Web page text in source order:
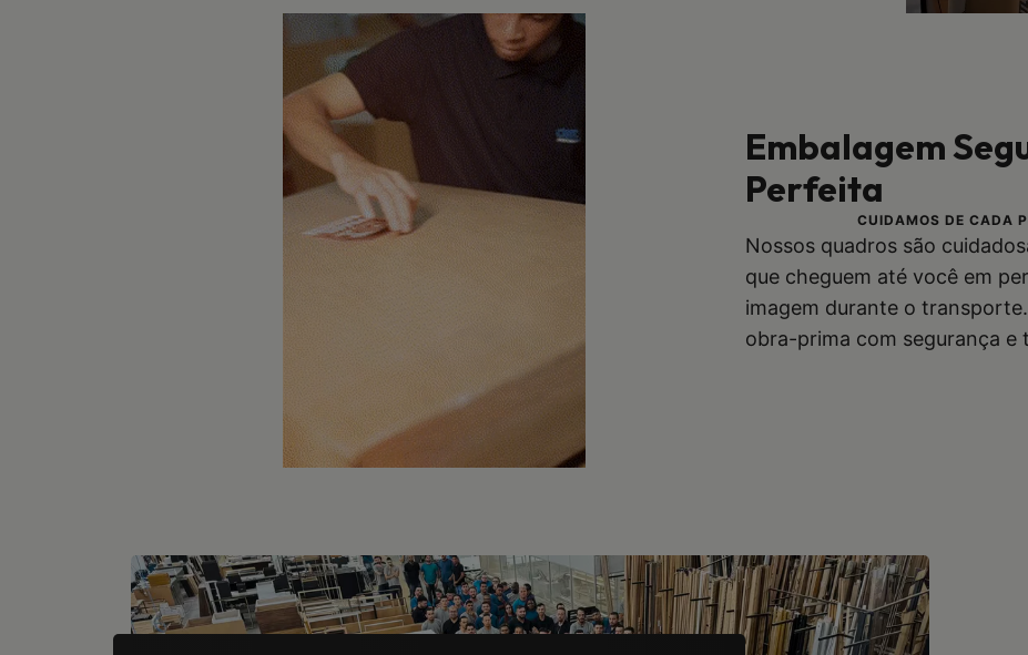
Embalagem
Perfeita
CUIDAMOS DE CADA
Nossos quadros são
que cheguem até você em
imagem durante o
obra-prima com segurança e